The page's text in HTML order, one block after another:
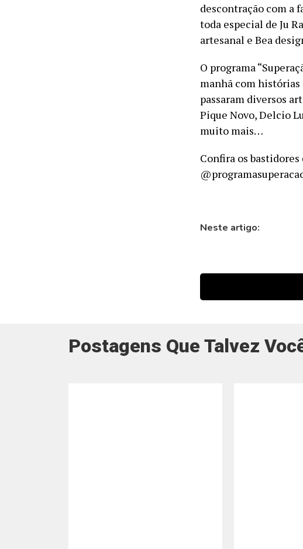
descontração com a
toda especial de Ju
artesanal e Bea
O programa
manhã com histórias
passaram diversos
Pique Novo, Delcio
muito mais…
Confira os
Neste artigo:
Postagens Que Talvez